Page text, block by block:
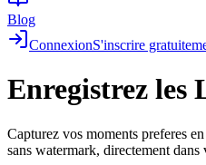
Blog
ConnexionS'inscrire
Enregistrez les
Capturez vos moments preferes
sans watermark, directement dans